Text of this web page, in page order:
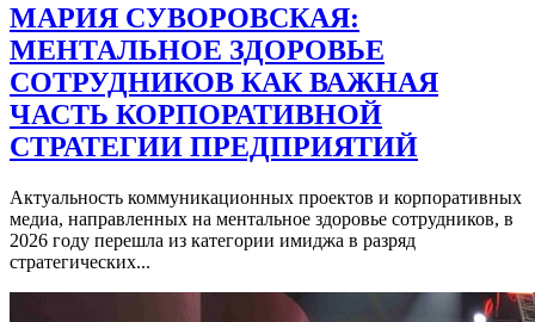
МАРИЯ СУВОРОВСКАЯ:
МЕНТАЛЬНОЕ ЗДОРОВЬЕ
СОТРУДНИКОВ КАК ВАЖНАЯ
ЧАСТЬ КОРПОРАТИВНОЙ
СТРАТЕГИИ ПРЕДПРИЯТИЙ
Актуальность коммуникационных проектов и корпоративных
медиа, направленных на ментальное здоровье сотрудников, в
2026 году перешла из категории имиджа в разряд
стратегических...